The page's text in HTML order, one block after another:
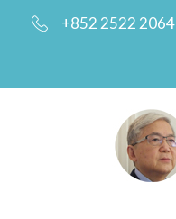
+852 2522 2064